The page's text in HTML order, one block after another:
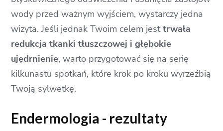
wody przed ważnym wyjściem, wystarczy jedna
wizyta. Jeśli jednak Twoim celem jesttrwała
redukcja tkanki tłuszczowej i głębokie
ujędrnienie, warto przygotować się na serię
kilkunastu spotkań, które krok po kroku wyrzeźbią
Twoją sylwetkę.
Endermologia - rezultaty